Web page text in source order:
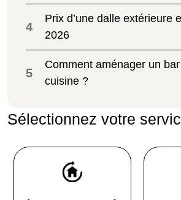
4
Prix d’une dalle extérieure
2026
5
Comment aménager un
cuisine ?
Sélectionnez votre